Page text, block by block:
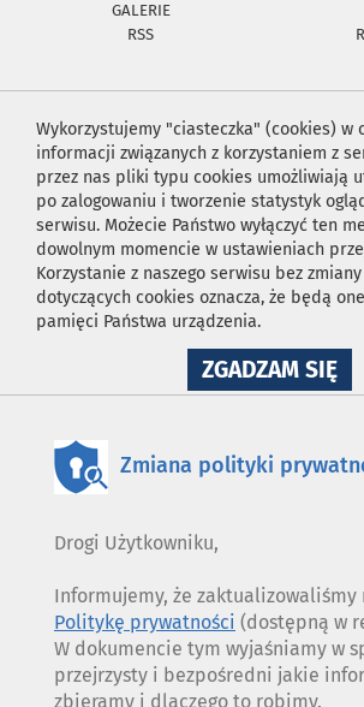
GALERIE
RSS
Wykorzystujemy "ciasteczka" (cookies) w
informacji związanych z korzystaniem z
przez nas pliki typu cookies umożliwiają
po zalogowaniu i tworzenie statystyk
serwisu. Możecie Państwo wyłączyć ten
dowolnym momencie w ustawieniach
Korzystanie z naszego serwisu bez
dotyczących cookies oznacza, że będą
pamięci Państwa urządzenia.
ZGADZAM SIĘNA
Zmiana polityki
Drogi Użytkowniku,
Informujemy, że zaktualizowaliśmy
Politykę prywatności (dostępną w
W dokumencie tym wyjaśniamy w
przejrzysty i bezpośredni jakie
zbieramy i dlaczego to robimy.